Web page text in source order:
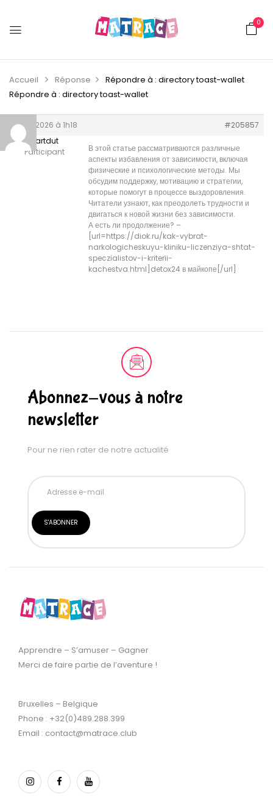
0
Accueil Réponse
Répondre à : directory toast-wallet
Répondre à : directory toast-wallet
2 juin 2026 à 1h18
#205857
Stuartdut
Participant
В этой статье рассматриваются различные
аспекты избавления от зависимости, включая
физические и психологические методы. Мы
обсудим поддержку, мотивацию и стратегии,
которые помогут в процессе выздоровления.
Читатели узнают, как преодолеть трудности и
двигаться к новой жизни без зависимости.
А есть ли продолжение? –
[url=https://diok.ru/kak-vybrat-
narkologicheskuyu-kliniku-liczenziya-shtat-
speczialistov-i-kriterii-
kachestva.html]detox24 в майкопе[/url]
Abonnez-vous à notre
newsletter
Pour ne rien rater de notre actualité
Apprendre – S’amuser – Gagner
Merci de faire partie de l’aventure !
Bruxelles – Belgique
Phone : +32(0)489.288.399
Email : contact@matrace.club